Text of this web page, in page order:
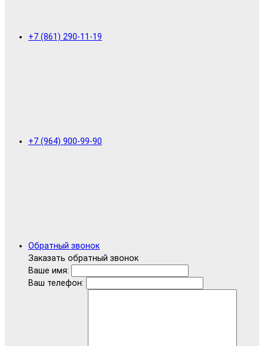
+7 (861) 290-11-19
+7 (964) 900-99-90
Обратный звонок
Заказать обратный звонок
Ваше имя:
Ваш телефон: